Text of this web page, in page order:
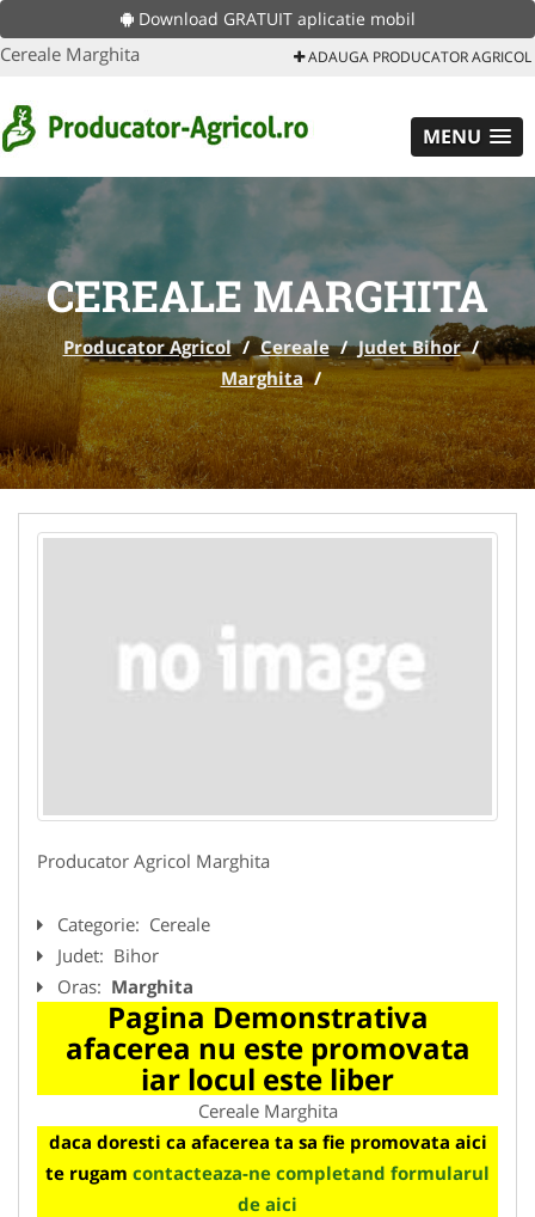
Download GRATUIT aplicatie mobil
Cereale Marghita ADAUGA PRODUCATOR AGRICOL
MENU
CEREALE MARGHITA
Producator Agricol / Cereale / Judet Bihor /
Marghita /
Producator Agricol Marghita
Categorie: Cereale
Judet: Bihor
Oras: Marghita
Pagina Demonstrativa
afacerea nu este promovata
iar locul este liber
Cereale Marghita
daca doresti ca afacerea ta sa fie promovata aici
te rugam contacteaza-ne completand formularul
de aici